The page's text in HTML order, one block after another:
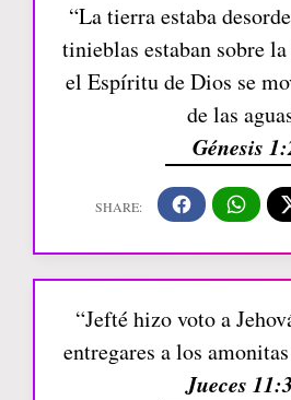
“La tierra estaba
tinieblas estaban sobre
el Espíritu de Dios se
de las
Génesis
“Jefté hizo voto a
entregares a los
Jueces